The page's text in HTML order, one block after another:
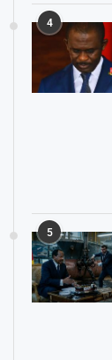
4
5